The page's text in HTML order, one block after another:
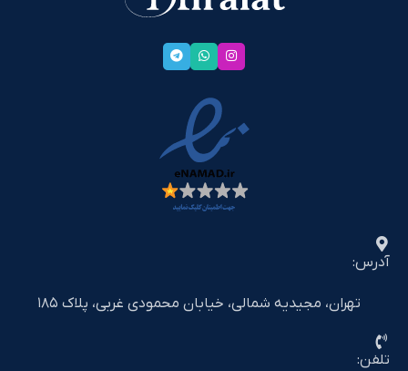
آدرس:
تهران، مجیدیه شمالی، خیابان محمودی غربی، پلاک ۱۸۵
تلفن: